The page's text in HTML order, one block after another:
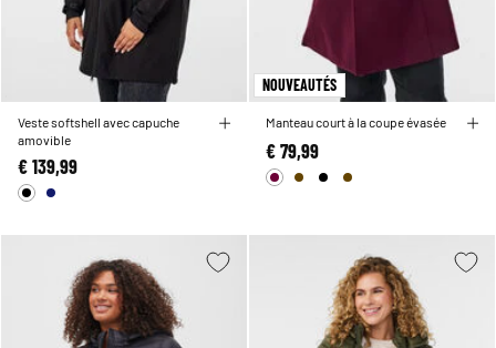
Veste softshell avec capuche
amovible
€ 139,99
NOUVEAUTÉS
Manteau court à la coupe évasée
€ 79,99